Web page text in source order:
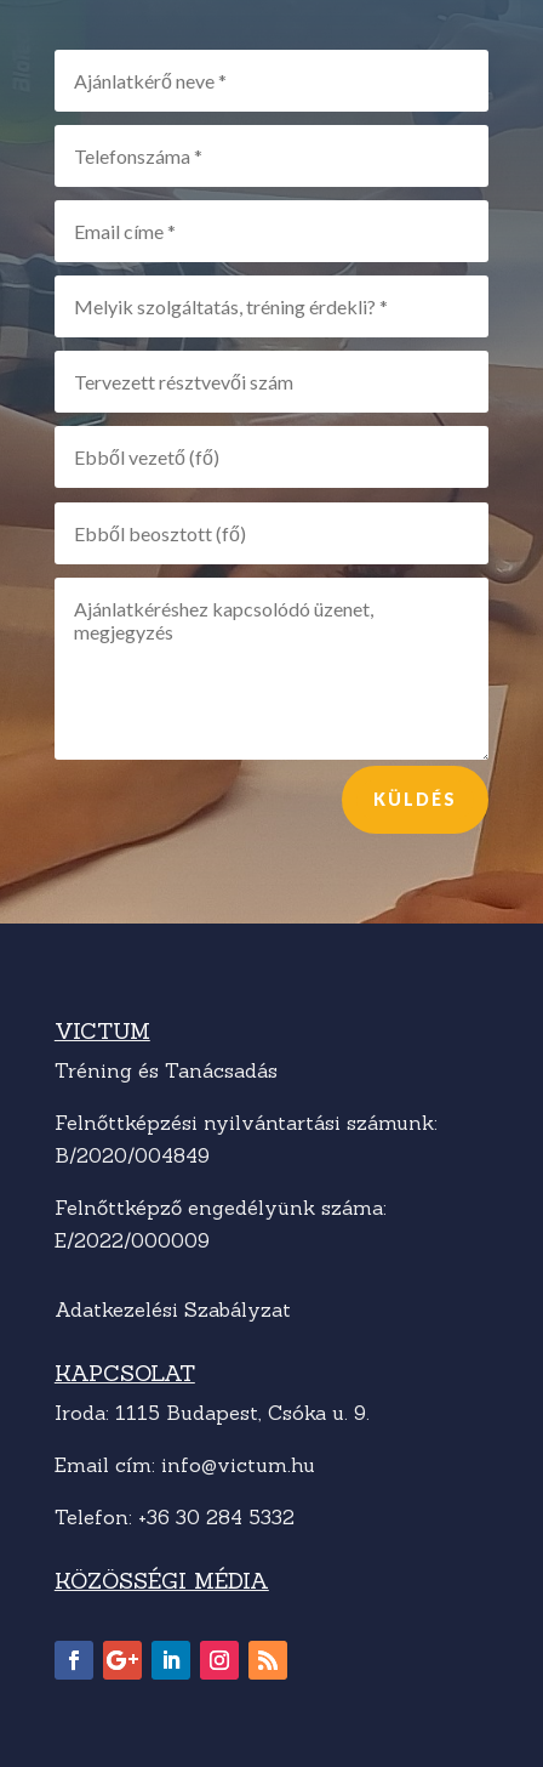
KÜLDÉS
VICTUM
Tréning és Tanácsadás
Felnőttképzési nyilvántartási számunk:
B/2020/004849
Felnőttképző engedélyünk száma:
E/2022/000009
Adatkezelési Szabályzat
KAPCSOLAT
Iroda: 1115 Budapest, Csóka u. 9.
Email cím: info@victum.hu
Telefon: +36 30 284 5332
KÖZÖSSÉGI MÉDIA